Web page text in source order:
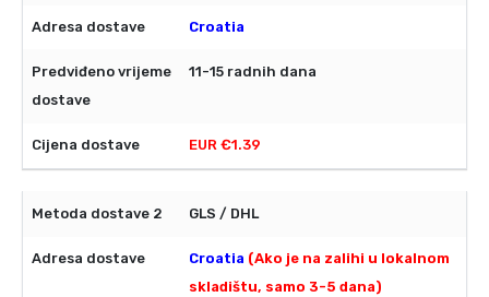
Croatia
11-15 radnih dana
EUR €1.39
GLS / DHL
Croatia (Ako je na zalihi u lokalnom
skladištu, samo 3-5 dana)